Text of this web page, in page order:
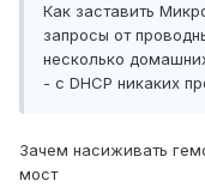
Как заставить
запросы от
несколько
- с DHCP никаких
Зачем насиживать
мост